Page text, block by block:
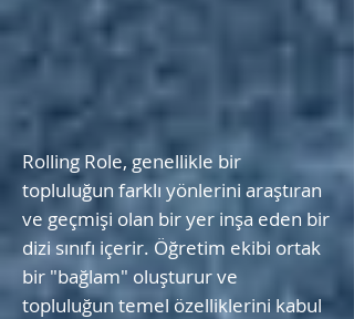
Rolling Role, genellikle bir
topluluğun farklı yönlerini araştıran
ve geçmişi olan bir yer inşa eden bir
dizi sınıfı içerir. Öğretim ekibi ortak
bir "bağlam" oluşturur ve
topluluğun temel özelliklerini kabul